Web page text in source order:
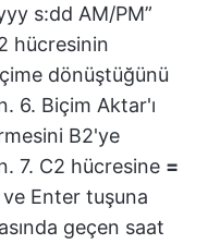
s:dd AM/PM”
hücresinin
dönüştüğünü
6. Biçim Aktar'ı
B2'ye
7. C2 hücresine =
Enter tuşuna
geçen saat